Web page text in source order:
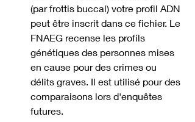
(par frottis buccal) votre profil ADN
peut être inscrit dans ce fichier. Le
FNAEG recense les profils
génétiques des personnes mises
en cause pour des crimes ou
délits graves. Il est utilisé pour des
comparaisons lors d'enquêtes
futures.